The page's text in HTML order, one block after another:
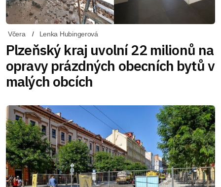
Včera Lenka Hubingerová
Plzeňský kraj uvolní 22 milionů na
opravy prázdných obecních bytů v
malých obcích